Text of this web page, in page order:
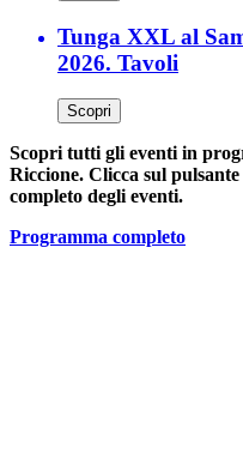
Tunga XXL al
2026. Tavoli
Scopri
Scopri tutti gli eventi in
Riccione. Clicca sul
completo degli eventi.
Programma completo